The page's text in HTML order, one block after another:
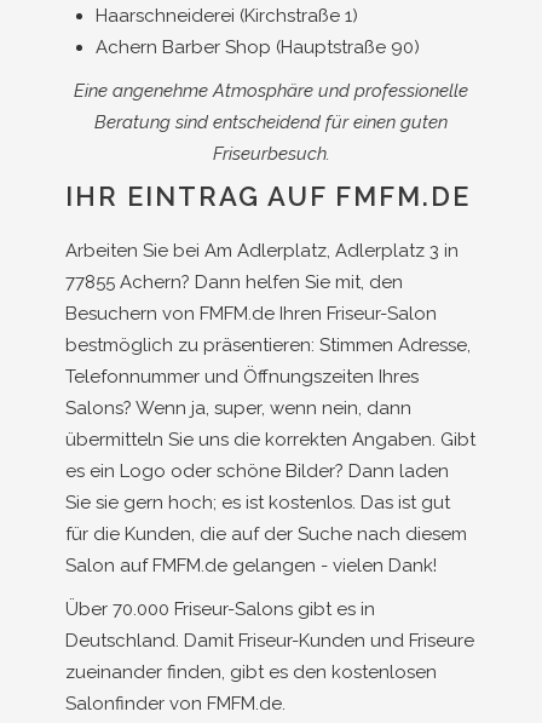
Haarschneiderei (Kirchstraße 1)
Achern Barber Shop (Hauptstraße 90)
Eine angenehme Atmosphäre und professionelle
Beratung sind entscheidend für einen guten
Friseurbesuch.
IHR EINTRAG AUF FMFM.DE
Arbeiten Sie bei Am Adlerplatz, Adlerplatz 3 in
77855 Achern? Dann helfen Sie mit, den
Besuchern von FMFM.de Ihren Friseur-Salon
bestmöglich zu präsentieren: Stimmen Adresse,
Telefonnummer und Öffnungszeiten Ihres
Salons? Wenn ja, super, wenn nein, dann
übermitteln Sie uns die korrekten Angaben. Gibt
es ein Logo oder schöne Bilder? Dann laden
Sie sie gern hoch; es ist kostenlos. Das ist gut
für die Kunden, die auf der Suche nach diesem
Salon auf FMFM.de gelangen - vielen Dank!
Über 70.000 Friseur-Salons gibt es in
Deutschland. Damit Friseur-Kunden und Friseure
zueinander finden, gibt es den kostenlosen
Salonfinder von FMFM.de.